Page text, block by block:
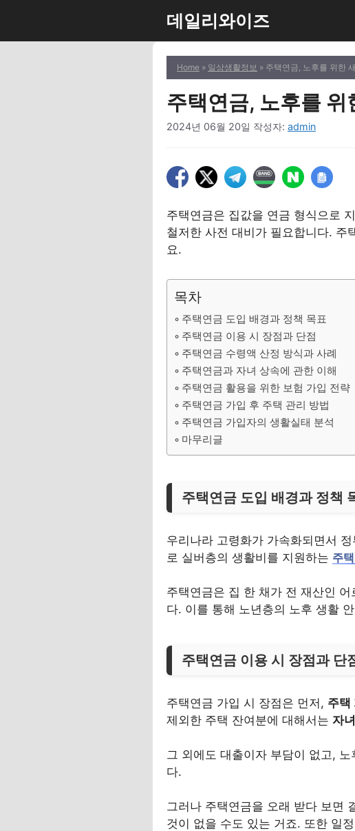
츠
데일리와이즈
Home » 일상생활정보 » 주택연금, 노후를 위한
주택연금, 노후를 위
2024년 06월 20일 작성자: admin
주택연금은 집값을 연금 형식으로
철저한 사전 대비가 필요합니다. 주
요.
목차
주택연금 도입 배경과 정책 목표
주택연금 이용 시 장점과 단점
주택연금 수령액 산정 방식과 사례
주택연금과 자녀 상속에 관한 이해
주택연금 활용을 위한 보험 가입 전략
주택연금 가입 후 주택 관리 방법
주택연금 가입자의 생활실태 분석
마무리글
주택연금 도입 배경과 정책
우리나라 고령화가 가속화되면서
로 실버층의 생활비를 지원하는 주
주택연금은 집 한 채가 전 재산인 어
다. 이를 통해 노년층의 노후 생활
주택연금 이용 시 장점과 단
주택연금 가입 시 장점은 먼저, 주택
제외한 주택 잔여분에 대해서는 자
그 외에도 대출이자 부담이 없고,
다.
그러나 주택연금을 오래 받다 보면
것이 없을 수도 있는 거죠. 또한 일